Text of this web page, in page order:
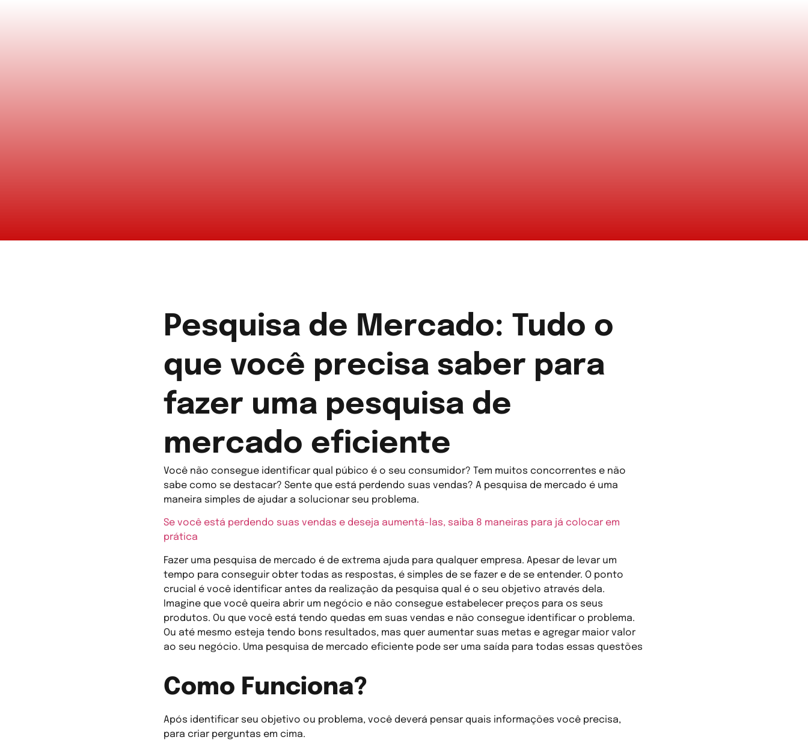
Pesquisa de Mercado: Tudo o
que você precisa saber para
fazer uma pesquisa de
mercado eficiente
Você não consegue identificar qual púbico é o seu consumidor? Tem muitos concorrentes e não
sabe como se destacar? Sente que está perdendo suas vendas? A pesquisa de mercado é uma
maneira simples de ajudar a solucionar seu problema.
Se você está perdendo suas vendas e deseja aumentá-las, saiba 8 maneiras para já colocar em
prática
Fazer uma pesquisa de mercado é de extrema ajuda para qualquer empresa. Apesar de levar um
tempo para conseguir obter todas as respostas, é simples de se fazer e de se entender. O ponto
crucial é você identificar antes da realização da pesquisa qual é o seu objetivo através dela.
Imagine que você queira abrir um negócio e não consegue estabelecer preços para os seus
produtos. Ou que você está tendo quedas em suas vendas e não consegue identificar o problema.
Ou até mesmo esteja tendo bons resultados, mas quer aumentar suas metas e agregar maior valor
ao seu negócio. Uma pesquisa de mercado eficiente pode ser uma saída para todas essas questões
Como Funciona?
Após identificar seu objetivo ou problema, você deverá pensar quais informações você precisa,
para criar perguntas em cima.